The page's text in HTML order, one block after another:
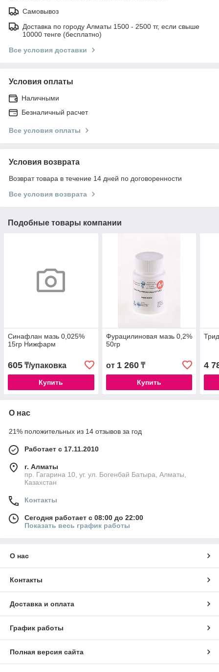
Самовывоз
Доставка по городу Алматы 1500 - 2500 тг, если свыше
10000 тенге (бесплатно)
Все условия доставки
Условия оплаты
Наличными
Безналичный расчет
Все условия оплаты
Условия возврата
Возврат товара в течение 14 дней по договоренности
Все условия возврата
Подобные товары компании
Синафлан мазь 0,025%
15гр Нижфарм
605 ₸/упаковка
Купить
Фурацилиновая мазь 0,2%
50гр
от 1 260₸
Купить
4
О нас
21% положительных из 14 отзывов за год
Работает с 17.11.2010
г. Алматы
пр. Гагарина 10, уг. ул. Богенбай Батыра, Алматы,
Казахстан
Контакты
Сегодня работает с 08:00 до 22:00
Показать весь график работы
О нас
Контакты
Доставка и оплата
График работы
Полная версия сайта